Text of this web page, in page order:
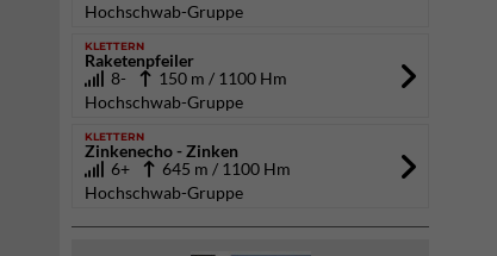
Hochschwab-Gruppe
KLETTERN
Raketenpfeiler
8-
150 m / 1100 Hm
Hochschwab-Gruppe
KLETTERN
Zinkenecho - Zinken
6+
645 m / 1100 Hm
Hochschwab-Gruppe